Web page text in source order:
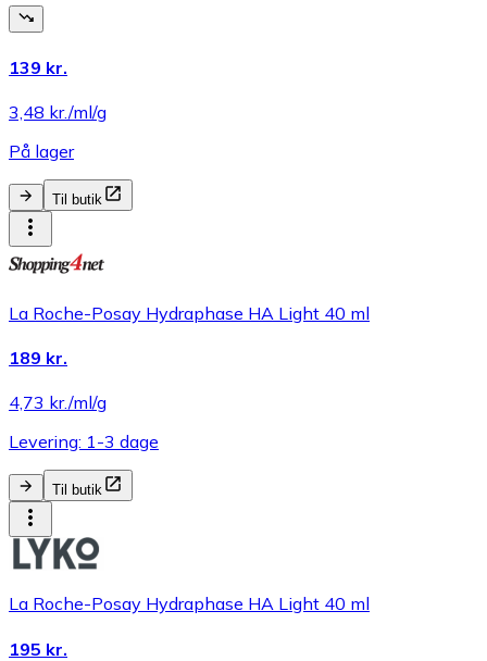
139 kr.
3,48 kr./ml/g
På lager
Til butik
La Roche-Posay Hydraphase HA Light 40 ml
189 kr.
4,73 kr./ml/g
Levering: 1-3 dage
Til butik
La Roche-Posay Hydraphase HA Light 40 ml
195 kr.